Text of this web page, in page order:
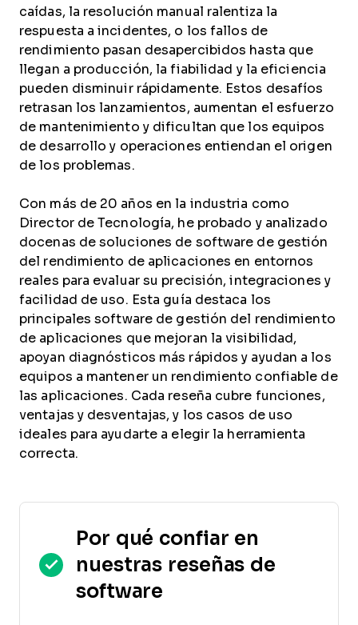
caídas, la resolución manual ralentiza la
respuesta a incidentes, o los fallos de
rendimiento pasan desapercibidos hasta que
llegan a producción, la fiabilidad y la eficiencia
pueden disminuir rápidamente. Estos desafíos
retrasan los lanzamientos, aumentan el esfuerzo
de mantenimiento y dificultan que los equipos
de desarrollo y operaciones entiendan el origen
de los problemas.
Con más de 20 años en la industria como
Director de Tecnología, he probado y analizado
docenas de soluciones de software de gestión
del rendimiento de aplicaciones en entornos
reales para evaluar su precisión, integraciones y
facilidad de uso. Esta guía destaca los
principales software de gestión del rendimiento
de aplicaciones que mejoran la visibilidad,
apoyan diagnósticos más rápidos y ayudan a los
equipos a mantener un rendimiento confiable de
las aplicaciones. Cada reseña cubre funciones,
ventajas y desventajas, y los casos de uso
ideales para ayudarte a elegir la herramienta
correcta.
Por qué confiar en
nuestras reseñas de
software